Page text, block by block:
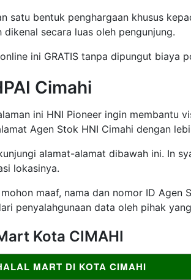
satu bentuk penghargaan khusus
dikenal secara luas oleh pengunjung.
ini GRATIS tanpa dipungut biaya
Cimahi
ini HNI Pioneer ingin membantu
Agen Stok HNI Cimahi dengan
alamat-alamat dibawah ini. In
lokasinya.
maaf, nama dan nomor ID Agen
penyalahgunaan data oleh pihak
Kota CIMAHI
MART DI KOTA CIMAHI